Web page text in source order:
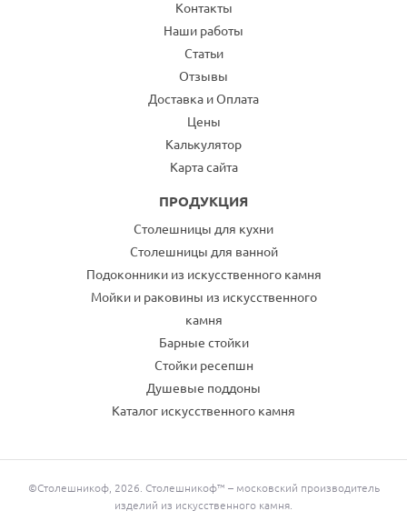
Контакты
Наши работы
Статьи
Отзывы
Доставка и Оплата
Цены
Калькулятор
Карта сайта
ПРОДУКЦИЯ
Столешницы для кухни
Столешницы для ванной
Подоконники из искусственного камня
Мойки и раковины из искусственного
камня
Барные стойки
Стойки ресепшн
Душевые поддоны
Каталог искусственного камня
©Столешникоф, 2026. Столешникоф™ – московский производитель
изделий из искусственного камня.